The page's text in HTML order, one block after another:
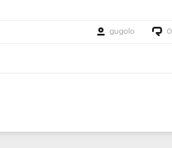
gugolo 0